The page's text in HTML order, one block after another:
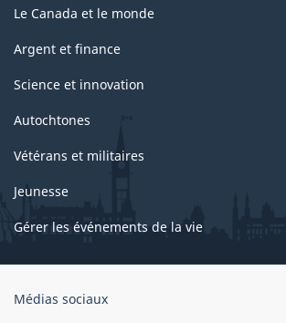
Le Canada et le monde
Argent et finance
Science et innovation
Autochtones
Vétérans et militaires
Jeunesse
Gérer les événements de la vie
Organisation
Médias sociaux